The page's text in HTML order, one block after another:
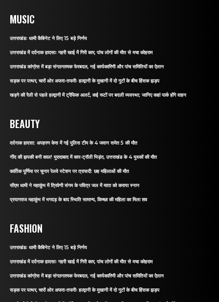
MUSIC
उत्तराखंडः धामी कैबिनेट ने लिए 15 बड़े निर्णय
उत्तराखंड में दर्दनाक हादसाः गहरी खाई में गिरी कार, पांच लोगों की मौत से मचा कोहराम
उत्तराखंड कांग्रेस में बड़ा संगठनात्मक फेरबदल, नई कार्यकारिणी और पांच समितियों का ऐलान
सड़क पर पत्थर, चारों ओर अफरा-तफरीः हल्द्वानी के मुखानी में दो गुटों के बीच हिंसक झड़प
खड़गे की रैली से पहले हल्द्वानी में ट्रैफिक अलर्ट, कई रूटों पर बदली व्यवस्था; जानिए कहां पार्क होंगे वाहन
BEAUTY
दर्दनाक हादसा: अपहरण केस में गई पुलिस टीम के 4 जवान समेत 5 की मौत
नींद की झपकी बनी काल! मुरादाबाद में कार-ट्रॉली भिड़ंत, उत्तराखंड के 4 युवकों की मौत
कार्तिक पूर्णिमा पर चुनार रेलवे स्टेशन पर त्रासदी: छह महिलाओं की मौत
सीएम धामी ने महाकुंभ में त्रिवेणी संगम के पवित्र जल में माता को कराया स्नान
प्रयागराज महाकुंभ में भगदड़ के बाद स्थिति सामान्य, किच्छा की महिला का मिला शव
FASHION
उत्तराखंडः धामी कैबिनेट ने लिए 15 बड़े निर्णय
उत्तराखंड में दर्दनाक हादसाः गहरी खाई में गिरी कार, पांच लोगों की मौत से मचा कोहराम
उत्तराखंड कांग्रेस में बड़ा संगठनात्मक फेरबदल, नई कार्यकारिणी और पांच समितियों का ऐलान
सड़क पर पत्थर, चारों ओर अफरा-तफरीः हल्द्वानी के मुखानी में दो गुटों के बीच हिंसक झड़प